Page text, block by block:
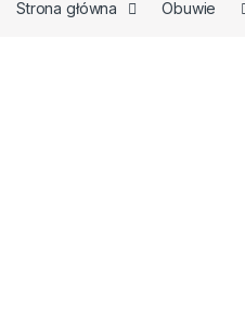
Strona główna Obuwie